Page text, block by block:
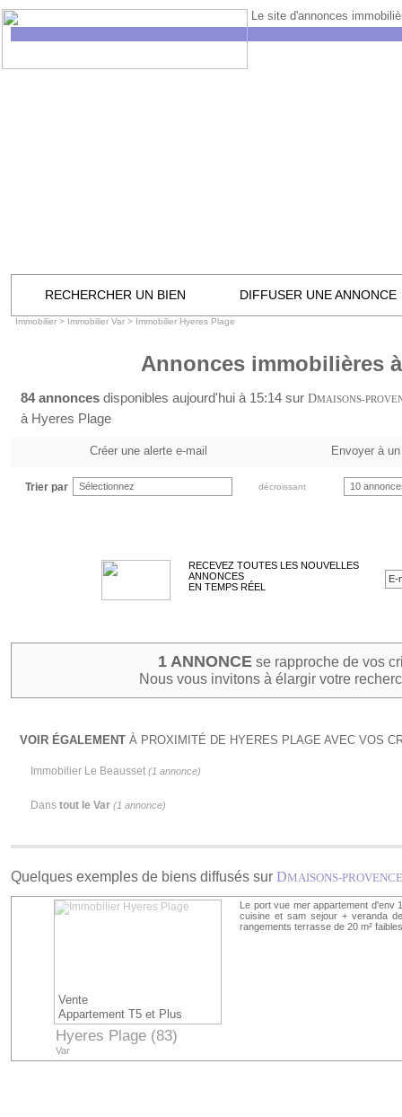
Le site d'annonces
RECHERCHER UN BIEN DIFFUSER UNE ANNONCE
Immobilier > Immobilier Var > Immobilier Hyeres Plage
Annonces immobilières
84 annonces disponibles aujourd'hui à 15:14 sur DMAISONS-
à Hyeres Plage
Créer une alerte e-mail Envoyer à
Trier par Sélectionnez décroissant 10
RECEVEZ TOUTES LES NOUVELLES
ANNONCES
EN TEMPS RÉEL
1 ANNONCE se rapproche de vos
Nous vous invitons à élargir votre
VOIR ÉGALEMENT À PROXIMITÉ DE HYERES PLAGE AVEC VOS
Immobilier Le Beausset (1 annonce)
Dans tout le Var (1 annonce)
Quelques exemples de biens diffusés sur DMAISONS-PROVENCE
Vente
Appartement T5 et Plus
Hyeres Plage (83)
Var
Le port vue mer appartement d'env
cuisine et sam sejour + veranda
rangements terrasse de 20 m²